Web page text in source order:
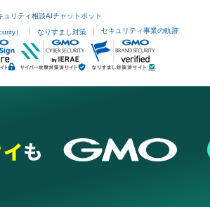
ュリティ相談AIチャットボット
） なりすまし対策 セキュリティ事業の軌跡